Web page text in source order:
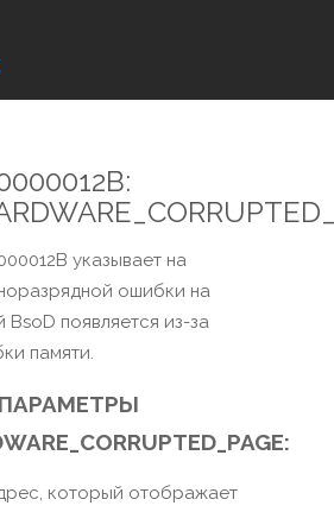
указывает на
ошибки на
появляется из-за
памяти.
ПАРАМЕТРЫ
который отображает